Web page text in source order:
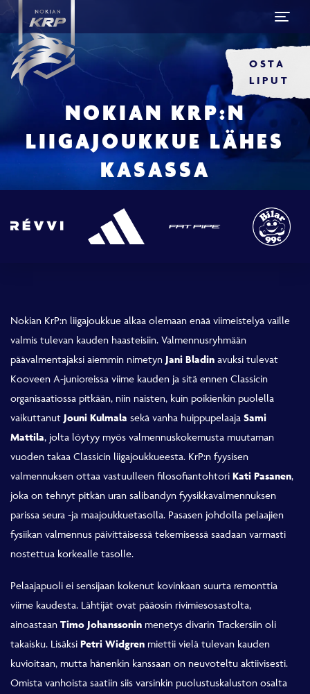
OSTA
LIPUT
NOKIAN KRP:N
LIIGAJOUKKUE LÄHES
KASASSA
Nokian KrP:n liigajoukkue alkaa olemaan enää viimeistelyä vaille
valmis tulevan kauden haasteisiin. Valmennusryhmään
päävalmentajaksi aiemmin nimetyn Jani Bladin avuksi tulevat
Kooveen A-junioreissa viime kauden ja sitä ennen Classicin
organisaatiossa pitkään, niin naisten, kuin poikienkin puolella
vaikuttanut Jouni Kulmala sekä vanha huippupelaaja Sami
Mattila, jolta löytyy myös valmennuskokemusta muutaman
vuoden takaa Classicin liigajoukkueesta. KrP:n fyysisen
valmennuksen ottaa vastuulleen filosofiantohtori Kati Pasanen,
joka on tehnyt pitkän uran salibandyn fyysikkavalmennuksen
parissa seura -ja maajoukkuetasolla. Pasasen johdolla pelaajien
fysiikan valmennus päivittäisessä tekemisessä saadaan varmasti
nostettua korkealle tasolle.
Pelaajapuoli ei sensijaan kokenut kovinkaan suurta remonttia
viime kaudesta. Lähtijät ovat pääosin rivimiesosastolta,
ainoastaan Timo Johanssonin menetys divarin Trackersiin oli
takaisku. Lisäksi Petri Widgren miettii vielä tulevan kauden
kuvioitaan, mutta hänenkin kanssaan on neuvoteltu aktiivisesti.
Omista vanhoista saatiin siis varsinkin puolustuskaluston osalta